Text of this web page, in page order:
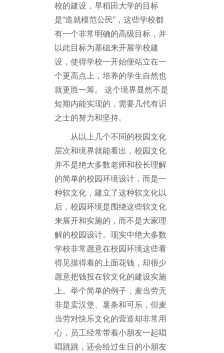
校的建设，早稻田大学的目标
是“造就模范公民”，这些学校都
有一个非常明确的高级目标，并
以此目标为基础来开展学校建
设，使得学校一开始便站立在一
个更高点上，培养的学生自然也
就更胜一筹。 这个境界显然不是
短期内能实现的，需要几代有识
之士的努力和坚持。
从以上几个不同的校园文化
层次和境界就能看出，校园文化
并不是绝大多数老师和校长理解
的简单的校园环境设计，而是一
种软文化，建立了这种软文化以
后，校园环境是围绕这些软文化
来展开和实施的，而不是大家理
解的校园设计。现实中绝大多数
学校非常愿意在校园环境这些看
得见摸得着的上面花钱，却很少
愿意把钱投在软文化的建设实施
上。举个简单的例子，麦当劳无
非是卖汉堡、薯条和可乐，但麦
当劳对快乐文化的营造却非常用
心，员工经常带着小朋友一起唱
唱跳跳，还会给过生日的小朋友